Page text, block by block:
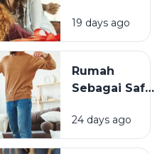
Momen
Bertambah
Terasa
Istimewa?
19 days ago
Rumah
Sebagai Safe
Mengapa
Lingkungan
24 days ago